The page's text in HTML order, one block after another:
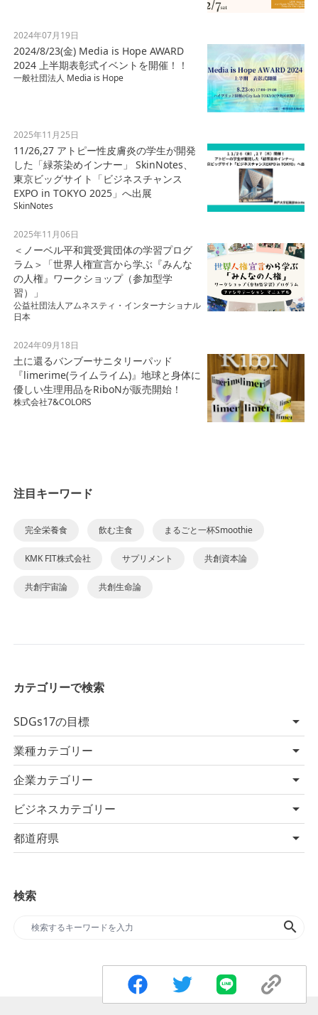
2024年07月19日
2024/8/23(金) Media is Hope AWARD
2024 上半期表彰式イベントを開催！！
一般社団法人 Media is Hope
2025年11月25日
11/26,27 アトピー性皮膚炎の学生が開発
した「緑茶染めインナー」 SkinNotes、
東京ビッグサイト「ビジネスチャンス
EXPO in TOKYO 2025」へ出展
SkinNotes
2025年11月06日
＜ノーベル平和賞受賞団体の学習プログ
ラム＞「世界人権宣言から学ぶ『みんな
の人権』ワークショップ（参加型学
習）」
公益社団法人アムネスティ・インターナショナル
日本
2024年09月18日
土に還るバンブーサニタリーパッド
『limerime(ライムライム)』地球と身体に
優しい生理用品をRiboNが販売開始！
株式会社7&COLORS
注目キーワード
完全栄養食 飲む主食 まるごと一杯Smoothie
KMK FIT株式会社 サプリメント 共創資本論
共創宇宙論 共創生命論
カテゴリーで検索
SDGs17の目標
業種カテゴリー
企業カテゴリー
ビジネスカテゴリー
都道府県
検索
search